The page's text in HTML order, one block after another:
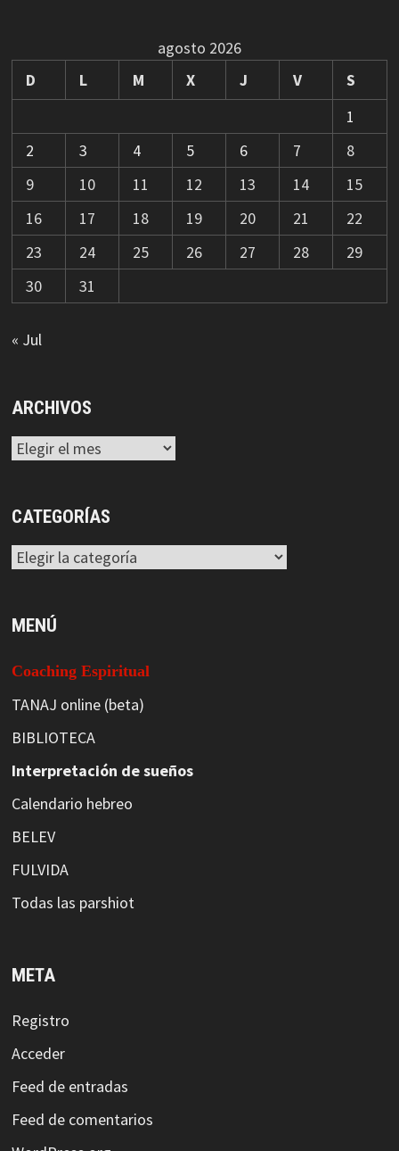
agosto 2026
D
L M X J V
S
1
2
3 4 5 6 7
8
9
10 11 12 13 14
15
16
17 18 19 20 21
22
23
24 25 26 27 28
29
30
31
« Jul
ARCHIVOS
Archivos
CATEGORÍAS
Categorías
MENÚ
Coaching Espiritual
TANAJ online (beta)
BIBLIOTECA
Interpretación de sueños
Calendario hebreo
BELEV
FULVIDA
Todas las parshiot
META
Registro
Acceder
Feed de entradas
Feed de comentarios